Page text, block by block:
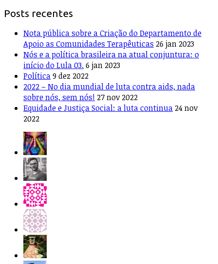
Posts recentes
Nota pública sobre a Criação do Departamento de
Apoio as Comunidades Terapêuticas 26 jan 2023
Nós e a política brasileira na atual conjuntura: o
início do Lula 03.6 jan 2023
Política9 dez 2022
2022 – No dia mundial de luta contra aids, nada
sobre nós, sem nós! 27 nov 2022
Equidade e Justiça Social: a luta continua 24 nov
2022